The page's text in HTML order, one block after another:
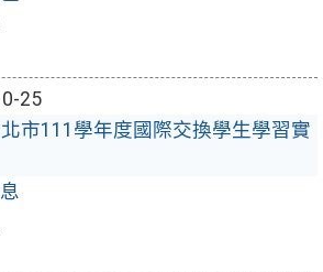
25
市111學年度國際交換學生學習實